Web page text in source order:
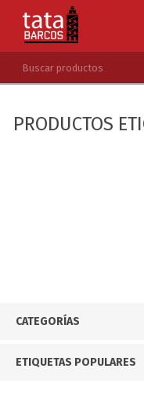
INGRESAR
PRODUCTOS
CATEGORÍAS
ETIQUETAS POPULARES